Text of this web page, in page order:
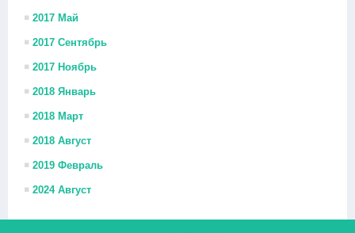
2017 Май
2017 Сентябрь
2017 Ноябрь
2018 Январь
2018 Март
2018 Август
2019 Февраль
2024 Август